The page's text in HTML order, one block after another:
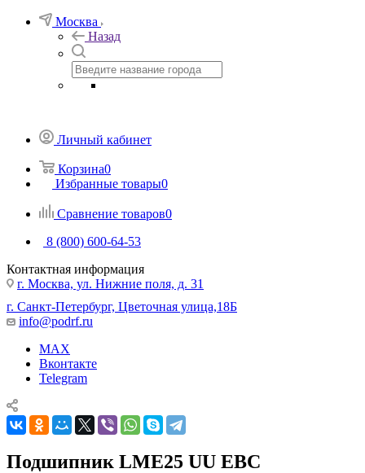
Москва
Назад
Личный кабинет
Корзина0
Избранные товары0
Сравнение товаров0
8 (800) 600-64-53
Контактная информация
г. Москва, ул. Нижние поля, д. 31
г. Санкт-Петербург, Цветочная улица,18Б
info@podrf.ru
MAX
Вконтакте
Telegram
Подшипник LME25 UU EBC